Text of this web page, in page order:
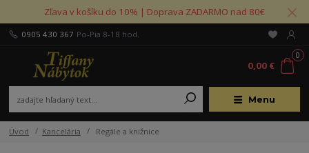
Zľava v košíku do 10% | Doprava ZADARMO nad 80€
Menu
0905 430 367 Po-Pia 8-18 hod.
0
0,00 €
Úvod Kancelária Regále a knižnice